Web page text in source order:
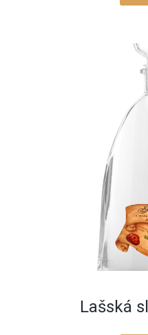
Lašská